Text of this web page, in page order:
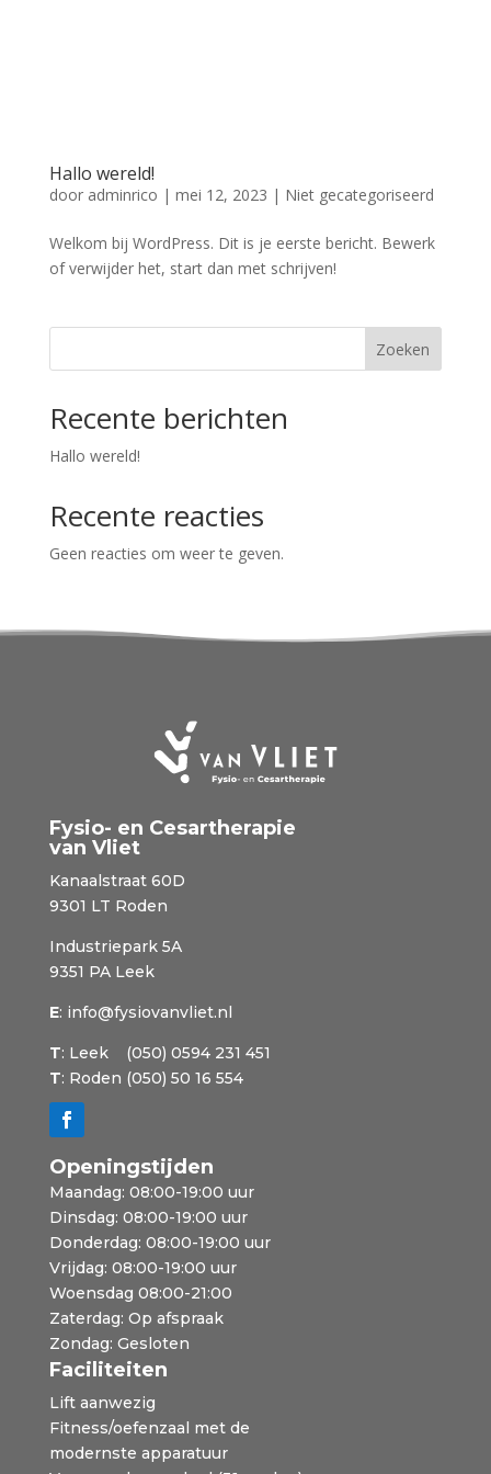
Hallo wereld!
door adminrico | mei 12, 2023 | Niet gecategoriseerd
Welkom bij WordPress. Dit is je eerste bericht. Bewerk
of verwijder het, start dan met schrijven!
Zoeken
Recente berichten
Hallo wereld!
Recente reacties
Geen reacties om weer te geven.
Fysio- en Cesartherapie
van Vliet
Kanaalstraat 60D
9301 LT Roden
Industriepark 5A
9351 PA Leek
E: info@fysiovanvliet.nl
T: Leek (050) 0594 231 451
T: Roden (050) 50 16 554
Openingstijden
Maandag: 08:00-19:00 uur
Dinsdag: 08:00-19:00 uur
Donderdag: 08:00-19:00 uur
Vrijdag: 08:00-19:00 uur
Woensdag 08:00-21:00
Zaterdag: Op afspraak
Zondag: Gesloten
Faciliteiten
Lift aanwezig
Fitness/oefenzaal met de
modernste apparatuur